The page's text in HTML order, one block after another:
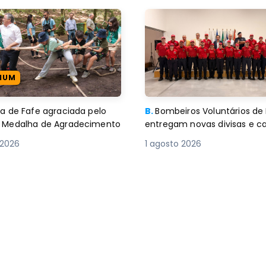
de Fafe agraciada pelo
Medalha de Agradecimento
B.Bombeiros Voluntários de
entregam novas divisas e
1 agosto 2026